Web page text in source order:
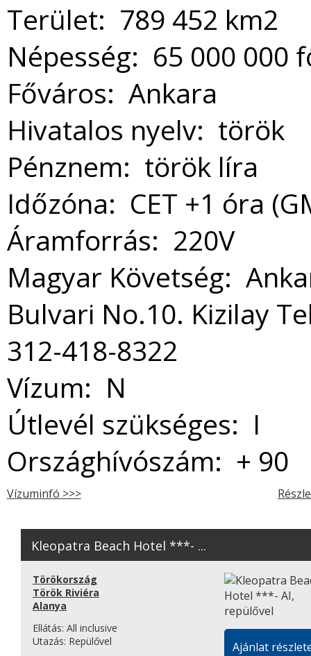
Terület: 789 452 km2
Népesség: 65 000 000
Főváros: Ankara
Hivatalos nyelv: török
Pénznem: török líra
Időzóna: CET +1 óra
Áramforrás: 220V
Magyar Követség:
Bulvari No.10. Kizilay
312-418-8322
Vízum: N
Útlevél szükséges: I
Országhívószám: + 90
Vízuminfó >>>
Kleopatra Beach Hotel ***- ...
Törökország
Török Riviéra
Alanya
Ellátás: All inclusive
Utazás: Repülővel
Ajánlat